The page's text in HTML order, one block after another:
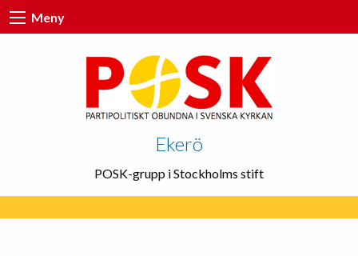
Meny
Ekerö
POSK-grupp i Stockholms stift